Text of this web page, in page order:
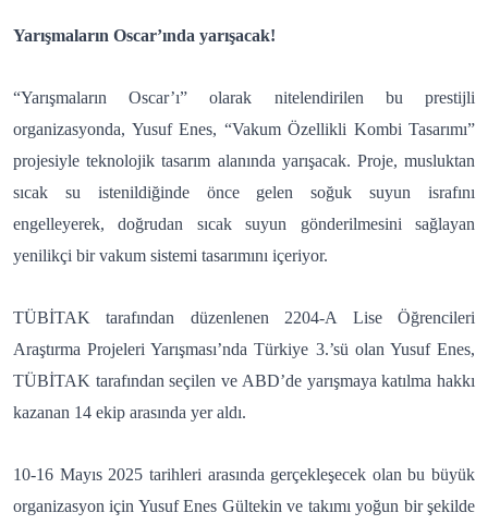
Yarışmaların Oscar’ında yarışacak!
“Yarışmaların Oscar’ı” olarak nitelendirilen bu prestijli
organizasyonda, Yusuf Enes, “Vakum Özellikli Kombi Tasarımı”
projesiyle teknolojik tasarım alanında yarışacak. Proje, musluktan
sıcak su istenildiğinde önce gelen soğuk suyun israfını
engelleyerek, doğrudan sıcak suyun gönderilmesini sağlayan
yenilikçi bir vakum sistemi tasarımını içeriyor.
TÜBİTAK tarafından düzenlenen 2204-A Lise Öğrencileri
Araştırma Projeleri Yarışması’nda Türkiye 3.’sü olan Yusuf Enes,
TÜBİTAK tarafından seçilen ve ABD’de yarışmaya katılma hakkı
kazanan 14 ekip arasında yer aldı.
10-16 Mayıs 2025 tarihleri arasında gerçekleşecek olan bu büyük
organizasyon için Yusuf Enes Gültekin ve takımı yoğun bir şekilde